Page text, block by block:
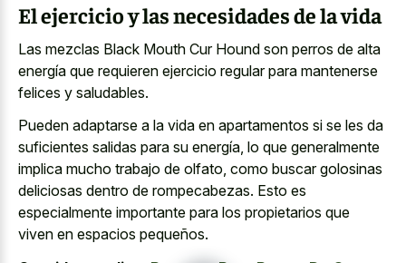
El ejercicio y las necesidades de la vida
Las mezclas Black Mouth Cur Hound son perros de alta
energía que requieren ejercicio regular para mantenerse
felices y saludables.
Pueden adaptarse a la vida en apartamentos si se les da
suficientes salidas para su energía, lo que generalmente
implica mucho trabajo de olfato, como buscar golosinas
deliciosas dentro de rompecabezas. Esto es
especialmente importante para los propietarios que
viven en espacios pequeños.